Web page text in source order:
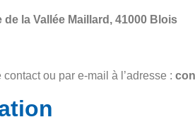
la Vallée Maillard, 41000 Blois
ou par e-mail à l’adresse :